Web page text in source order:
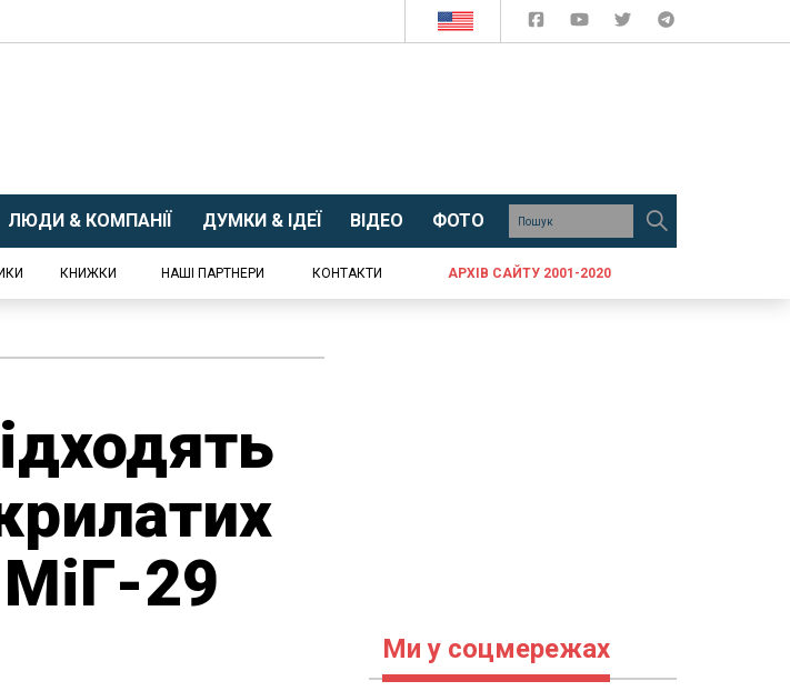
ЛЮДИ & КОМПАНІЇ ДУМКИ & ІДЕЇ ВІДЕО ФОТО
КНИЖКИ НАШІ ПАРТНЕРИ КОНТАКТИ АРХІВ САЙТУ 2001-2020
МіГ-29
Ми у соцмережах